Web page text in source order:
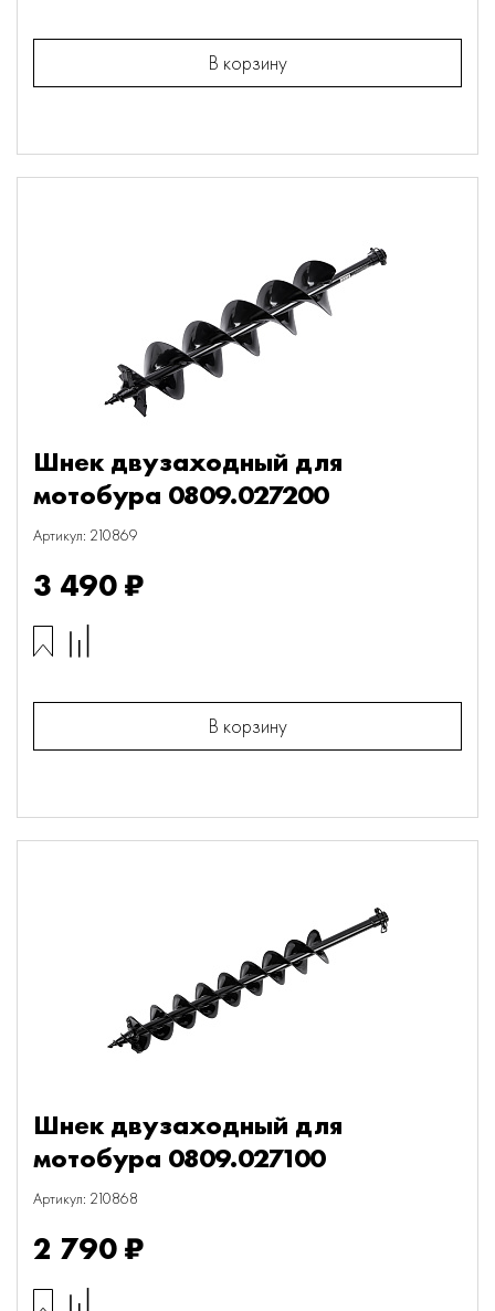
В корзину
Шнек двузаходный для
мотобура 0809.027200
Артикул: 210869
3 490 ₽
В корзину
Шнек двузаходный для
мотобура 0809.027100
Артикул: 210868
2 790 ₽